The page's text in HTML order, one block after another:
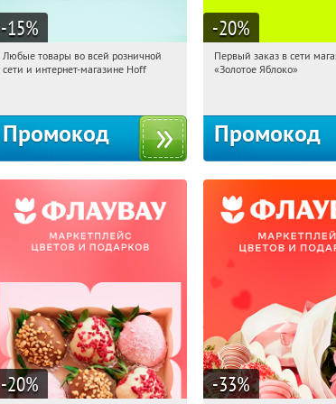
-15%
21:32:16 Получили:
Любые товары во всей розничной
сети и интернет-магазине Hoff
Промокод
-20%
21:32:16
Первый заказ в сети
«Золотое Яблоко»
Промокод
-20% -33%